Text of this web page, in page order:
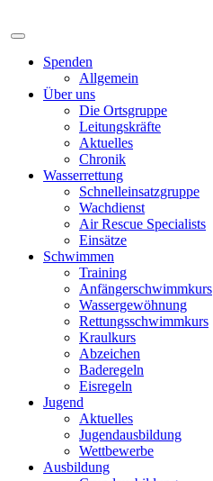
Spenden
Allgemein
Über uns
Die Ortsgruppe
Leitungskräfte
Aktuelles
Chronik
Wasserrettung
Schnelleinsatzgruppe
Wachdienst
Air Rescue Specialists
Einsätze
Schwimmen
Training
Anfängerschwimmkurs
Wassergewöhnung
Rettungsschwimmkurs
Kraulkurs
Abzeichen
Baderegeln
Eisregeln
Jugend
Aktuelles
Jugendausbildung
Wettbewerbe
Ausbildung